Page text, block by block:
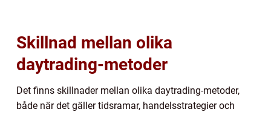
Skillnad mellan olika
daytrading-metoder
Det finns skillnader mellan olika daytrading-metoder,
både när det gäller tidsramar, handelsstrategier och